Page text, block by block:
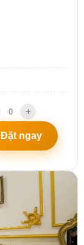
Đặt ngay